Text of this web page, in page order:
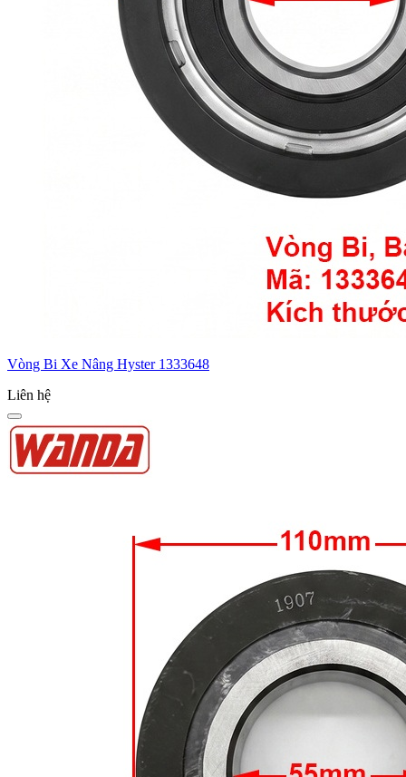
Vòng Bi Xe Nâng Hyster 1333648
Liên hệ